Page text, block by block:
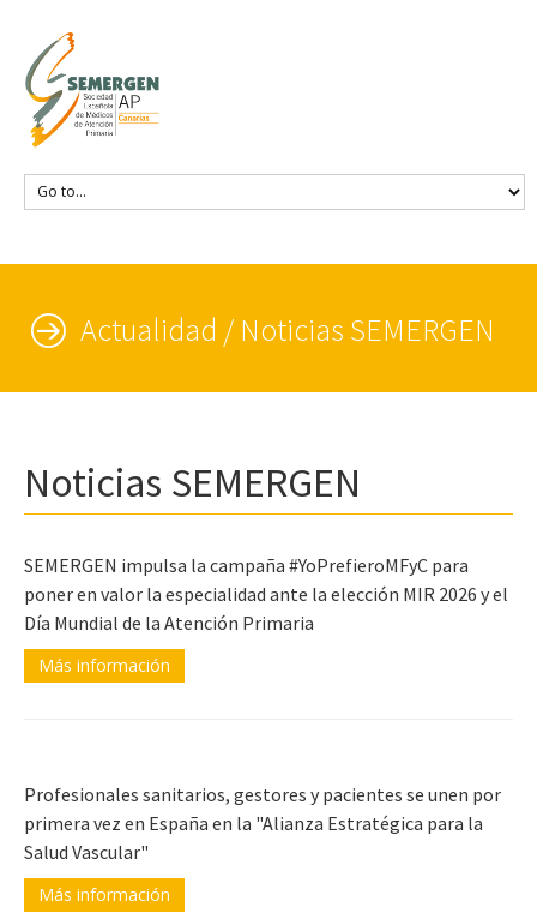
Actualidad / Noticias SEMERGEN
Noticias SEMERGEN
SEMERGEN impulsa la campaña #YoPrefieroMFyC para
poner en valor la especialidad ante la elección MIR 2026 y el
Día Mundial de la Atención Primaria
Más información
Profesionales sanitarios, gestores y pacientes se unen por
primera vez en España en la "Alianza Estratégica para la
Salud Vascular"
Más información